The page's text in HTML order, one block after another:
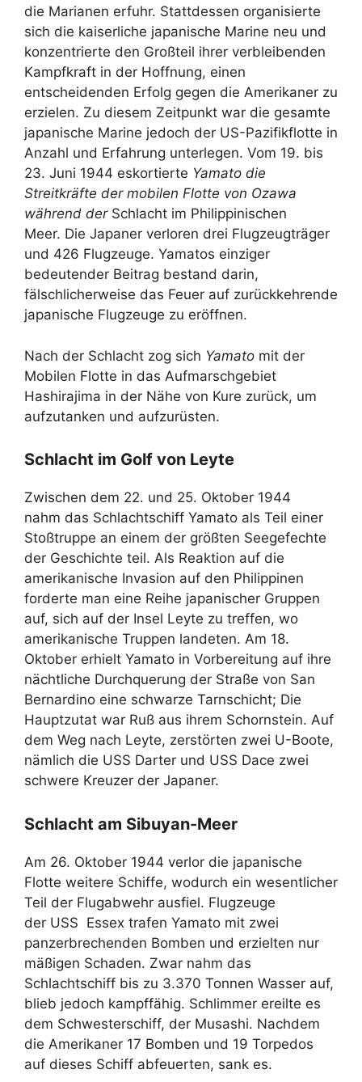
die Marianen erfuhr. Stattdessen organisierte
sich die kaiserliche japanische Marine neu und
konzentrierte den Großteil ihrer verbleibenden
Kampfkraft in der Hoffnung, einen
entscheidenden Erfolg gegen die Amerikaner zu
erzielen. Zu diesem Zeitpunkt war die gesamte
japanische Marine jedoch der US-Pazifikflotte in
Anzahl und Erfahrung unterlegen. Vom 19. bis
23. Juni 1944 eskortierte Yamato die
Streitkräfte der mobilen Flotte von Ozawa
während der Schlacht im Philippinischen
Meer. Die Japaner verloren drei Flugzeugträger
und 426 Flugzeuge. Yamatos einziger
bedeutender Beitrag bestand darin,
fälschlicherweise das Feuer auf zurückkehrende
japanische Flugzeuge zu eröffnen.
Nach der Schlacht zog sich Yamato mit der
Mobilen Flotte in das Aufmarschgebiet
Hashirajima in der Nähe von Kure zurück, um
aufzutanken und aufzurüsten.
Schlacht im Golf von Leyte
Zwischen dem 22. und 25. Oktober 1944
nahm das Schlachtschiff Yamato als Teil einer
Stoßtruppe an einem der größten Seegefechte
der Geschichte teil. Als Reaktion auf die
amerikanische Invasion auf den Philippinen
forderte man eine Reihe japanischer Gruppen
auf, sich auf der Insel Leyte zu treffen, wo
amerikanische Truppen landeten. Am 18.
Oktober erhielt Yamato in Vorbereitung auf ihre
nächtliche Durchquerung der Straße von San
Bernardino eine schwarze Tarnschicht; Die
Hauptzutat war Ruß aus ihrem Schornstein. Auf
dem Weg nach Leyte, zerstörten zwei U-Boote,
nämlich die USS Darter und USS Dace zwei
schwere Kreuzer der Japaner.
Schlacht am Sibuyan-Meer
Am 26. Oktober 1944 verlor die japanische
Flotte weitere Schiffe, wodurch ein wesentlicher
Teil der Flugabwehr ausfiel. Flugzeuge
der USS Essex trafen Yamato mit zwei
panzerbrechenden Bomben und erzielten nur
mäßigen Schaden. Zwar nahm das
Schlachtschiff bis zu 3.370 Tonnen Wasser auf,
blieb jedoch kampffähig. Schlimmer ereilte es
dem Schwesterschiff, der Musashi. Nachdem
die Amerikaner 17 Bomben und 19 Torpedos
auf dieses Schiff abfeuerten, sank es.